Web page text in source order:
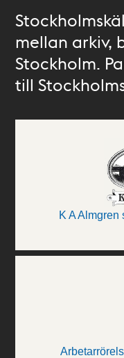
mellan arkiv,
Stockholm.
till
K A